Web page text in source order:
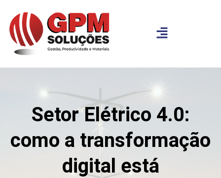
Setor Elétrico 4.0:
como a transformação
digital está